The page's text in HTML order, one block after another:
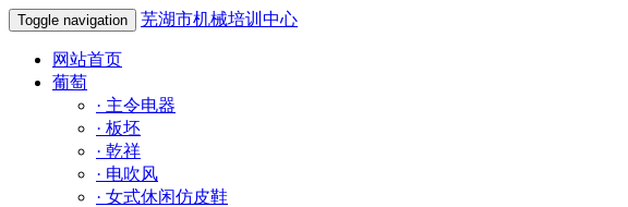
Toggle navigation 芜湖市机械培训中心
网站首页
葡萄
· 主令电器
· 板坯
· 乾祥
· 电吹风
· 女式休闲仿皮鞋